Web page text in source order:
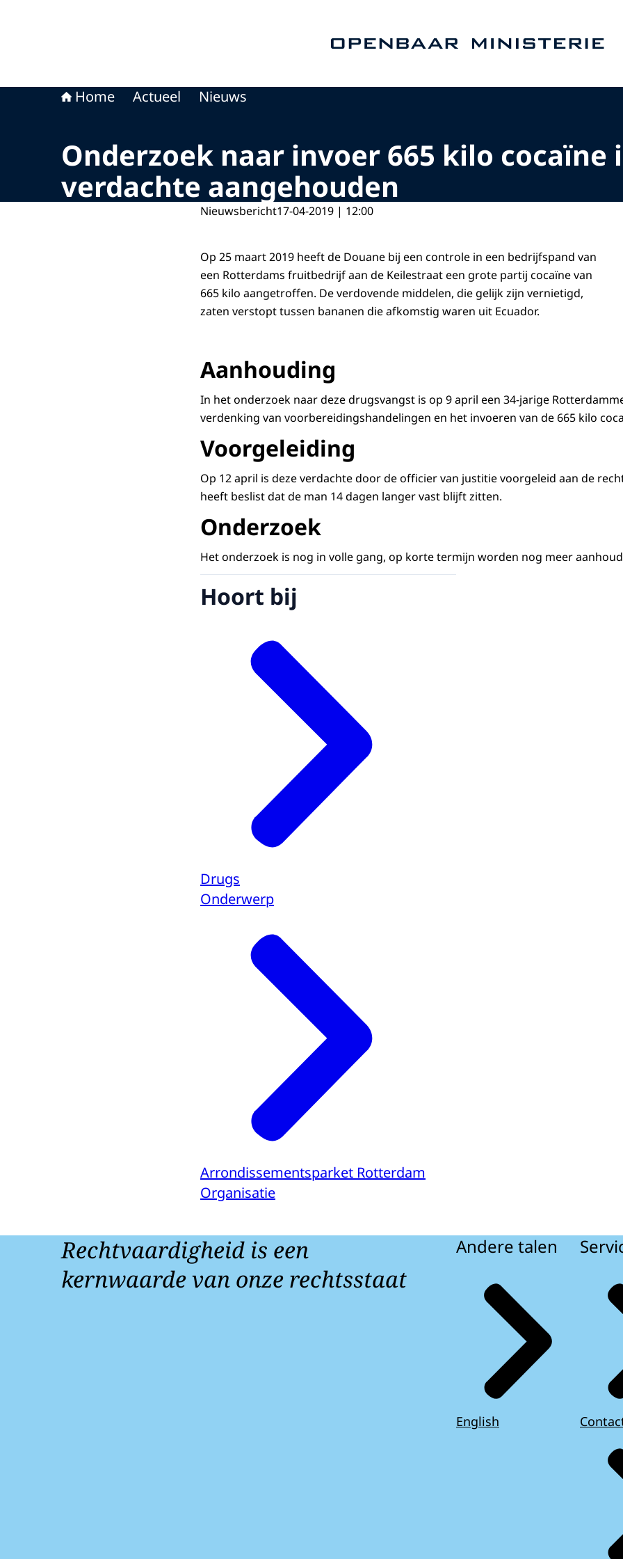
Home Actueel Nieuws
Onderzoek naar invoer 665 kilo cocaïne
verdachte aangehouden
Nieuwsbericht17-04-2019 | 12:00
Op 25 maart 2019 heeft de Douane bij een controle in een bedrijfspand van
een Rotterdams fruitbedrijf aan de Keilestraat een grote partij cocaïne van
665 kilo aangetroffen. De verdovende middelen, die gelijk zijn vernietigd,
zaten verstopt tussen bananen die afkomstig waren uit Ecuador.
Aanhouding
In het onderzoek naar deze drugsvangst is op 9 april een 34-jarige
verdenking van voorbereidingshandelingen en het invoeren van de 665 kilo
Voorgeleiding
Op 12 april is deze verdachte door de officier van justitie voorgeleid aan de
heeft beslist dat de man 14 dagen langer vast blijft zitten.
Onderzoek
Het onderzoek is nog in volle gang, op korte termijn worden nog meer
Hoort bij
Drugs
Onderwerp
Arrondissementsparket Rotterdam
Organisatie
Rechtvaardigheid is een
kernwaarde van onze rechtsstaat
Andere talen
English